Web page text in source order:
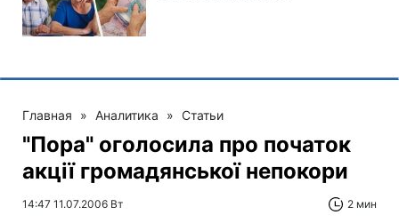
Главная » Аналитика » Статьи
"Пора" оголосила про початок
акції громадянської непокори
14:47 11.07.2006 Вт 2 мин